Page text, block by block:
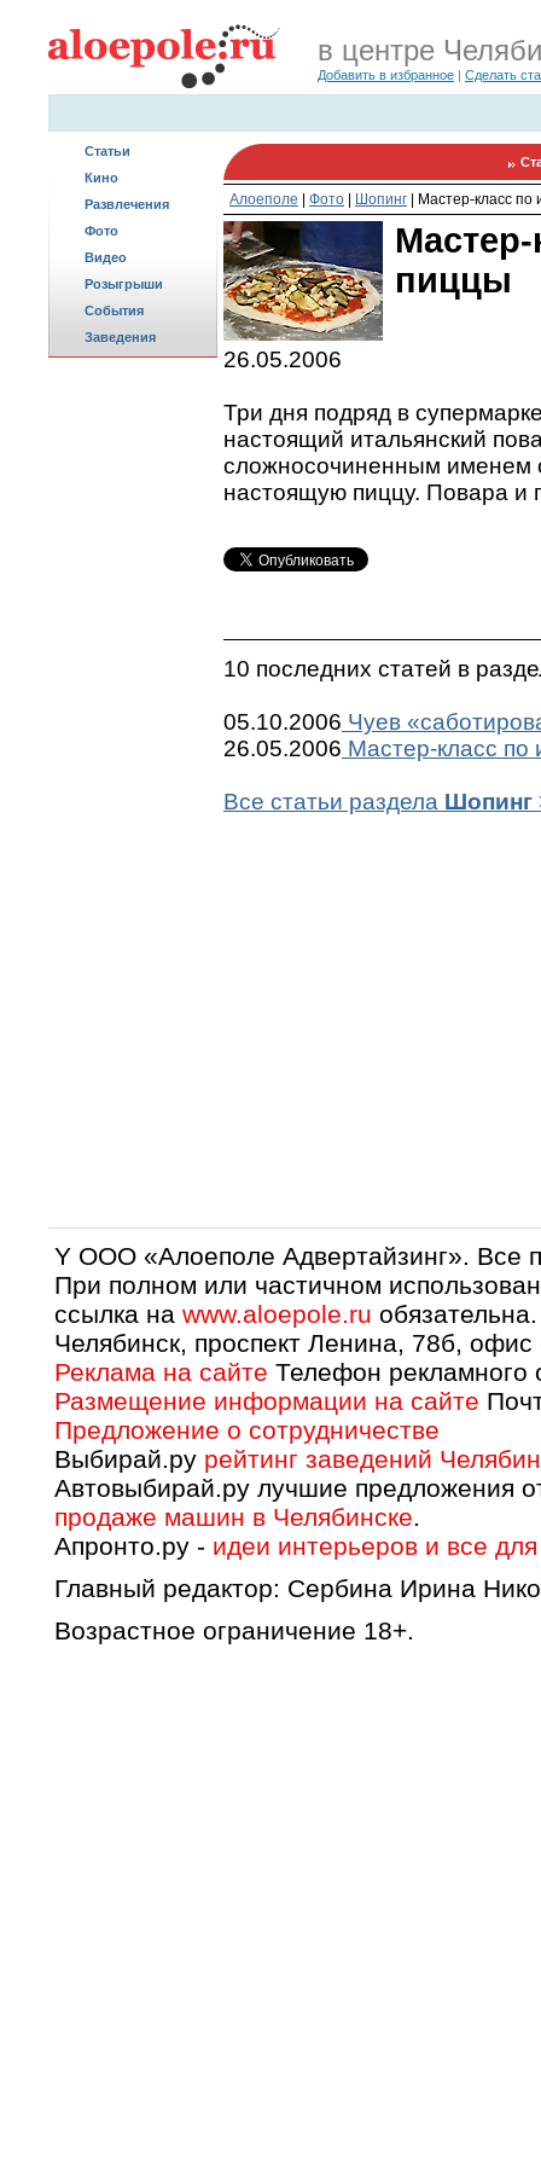
в центре
Добавить в избранное | Сделать
Статьи
Кино
Развлечения
Фото
Видео
Розыгрыши
События
Заведения
Алоеполе Фото Шопинг Мастер-класс по
пиццы
26.05.2006
Три дня подряд в
настоящий итальянский
сложносочиненным именем
настоящую пиццу. Повара и
10 последних статей в
05.10.2006 Чуев
26.05.2006 Мастер-класс по
Все статьи раздела Шопинг
Y OOO «Алоеполе Адвертайзинг».
При полном или частичном
ссылка на www.aloepole.ru обязательна.
Челябинск, проспект Ленина, 78б, офис
Реклама на сайте Телефон рекламного
Размещение информации на сайте
Предложение о сотрудничестве
Выбирай.ру рейтинг заведений
Автовыбирай.ру лучшие предложения
продаже машин в Челябинске.
Апронто.ру - идеи интерьеров и все
Главный редактор: Сербина Ирина
Возрастное ограничение 18+.